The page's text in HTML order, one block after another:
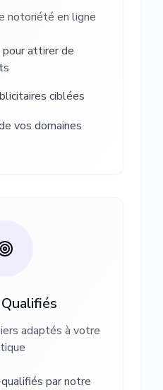
notoriété en ligne
attirer de
ciblées
vos domaines
adaptés à votre
par notre